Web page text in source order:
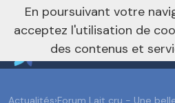
Vers le site
Actualités›Forum Lait cru - Une
En poursuivant votre
acceptez l'utilisation de
des contenus et